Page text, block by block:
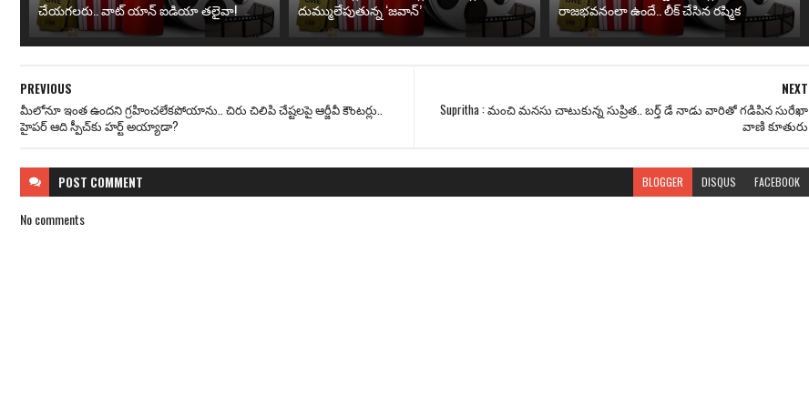
చేయగలరు.. వాట్ యాన్ ఐడియా తలైవా!
దుమ్ములేపుతున్న ‘జవాన్’
రాజభవనంలా ఉందే.. లీక్ చేసిన రష్మిక
NEXT
Supritha : మంచి మనసు చాటుకున్న సుప్రిత.. బర్త్ డే నాడు వారితో గడిపిన సురేఖా
వాణి కూతురు
PREVIOUS
మీలోనూ ఇంత ఉందని గ్రహించలేకపోయాను.. చిరు చిలిపి చేష్టలపై ఆర్జీవీ కౌంటర్లు..
హైపర్ ఆది స్పీచ్‌కు హర్ట్ అయ్యాడా?
POST COMMENT BLOGGER DISQUS FACEBOOK
No comments